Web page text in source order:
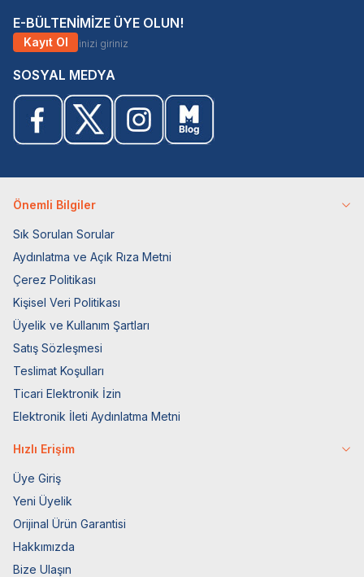
E-BÜLTENİMİZE ÜYE OLUN!
Kayıt Ol
SOSYAL MEDYA
Önemli Bilgiler
Sık Sorulan Sorular
Aydınlatma ve Açık Rıza Metni
Çerez Politikası
Kişisel Veri Politikası
Üyelik ve Kullanım Şartları
Satış Sözleşmesi
Teslimat Koşulları
Ticari Elektronik İzin
Elektronik İleti Aydınlatma Metni
Hızlı Erişim
Üye Giriş
Yeni Üyelik
Orijinal Ürün Garantisi
Hakkımızda
Bize Ulaşın